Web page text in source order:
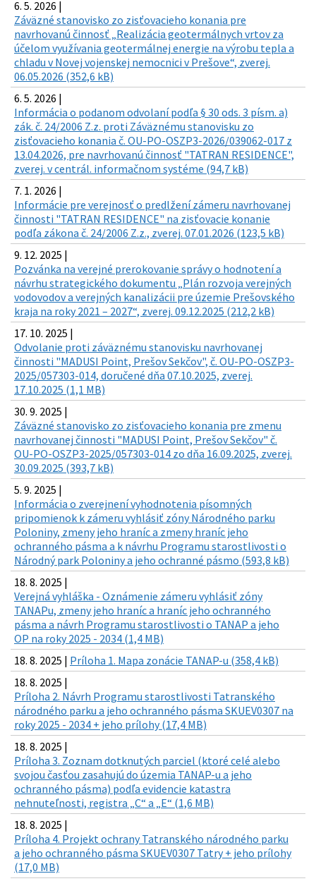
6. 5. 2026 |
Záväzné stanovisko zo zisťovacieho konania pre
navrhovanú činnosť „Realizácia geotermálnych vrtov za
účelom využívania geotermálnej energie na výrobu tepla a
chladu v Novej vojenskej nemocnici v Prešove“, zverej.
06.05.2026 (352,6 kB)
6. 5. 2026 |
Informácia o podanom odvolaní podľa § 30 ods. 3 písm. a)
zák. č. 24/2006 Z.z. proti Záväznému stanovisku zo
zisťovacieho konania č. OU-PO-OSZP3-2026/039062-017 z
13.04.2026, pre navrhovanú činnosť "TATRAN RESIDENCE",
zverej. v centrál. informačnom systéme (94,7 kB)
7. 1. 2026 |
Informácie pre verejnosť o predlžení zámeru navrhovanej
činnosti "TATRAN RESIDENCE" na zisťovacie konanie
podľa zákona č. 24/2006 Z.z., zverej. 07.01.2026 (123,5 kB)
9. 12. 2025 |
Pozvánka na verejné prerokovanie správy o hodnotení a
návrhu strategického dokumentu „Plán rozvoja verejných
vodovodov a verejných kanalizácii pre územie Prešovského
kraja na roky 2021 – 2027“, zverej. 09.12.2025 (212,2 kB)
17. 10. 2025 |
Odvolanie proti záväznému stanovisku navrhovanej
činnosti "MADUSI Point, Prešov Sekčov", č. OU-PO-OSZP3-
2025/057303-014, doručené dňa 07.10.2025, zverej.
17.10.2025 (1,1 MB)
30. 9. 2025 |
Záväzné stanovisko zo zisťovacieho konania pre zmenu
navrhovanej činnosti "MADUSI Point, Prešov Sekčov" č.
OU-PO-OSZP3-2025/057303-014 zo dňa 16.09.2025, zverej.
30.09.2025 (393,7 kB)
5. 9. 2025 |
Informácia o zverejnení vyhodnotenia písomných
pripomienok k zámeru vyhlásiť zóny Národného parku
Poloniny, zmeny jeho hraníc a zmeny hraníc jeho
ochranného pásma a k návrhu Programu starostlivosti o
Národný park Poloniny a jeho ochranné pásmo (593,8 kB)
18. 8. 2025 |
Verejná vyhláška - Oznámenie zámeru vyhlásiť zóny
TANAPu, zmeny jeho hraníc a hraníc jeho ochranného
pásma a návrh Programu starostlivosti o TANAP a jeho
OP na roky 2025 - 2034 (1,4 MB)
18. 8. 2025 | Príloha 1. Mapa zonácie TANAP-u (358,4 kB)
18. 8. 2025 |
Príloha 2. Návrh Programu starostlivosti Tatranského
národného parku a jeho ochranného pásma SKUEV0307 na
roky 2025 - 2034 + jeho prílohy (17,4 MB)
18. 8. 2025 |
Príloha 3. Zoznam dotknutých parciel (ktoré celé alebo
svojou časťou zasahujú do územia TANAP-u a jeho
ochranného pásma) podľa evidencie katastra
nehnuteľnosti, registra „C“ a „E“ (1,6 MB)
18. 8. 2025 |
Príloha 4. Projekt ochrany Tatranského národného parku
a jeho ochranného pásma SKUEV0307 Tatry + jeho prílohy
(17,0 MB)